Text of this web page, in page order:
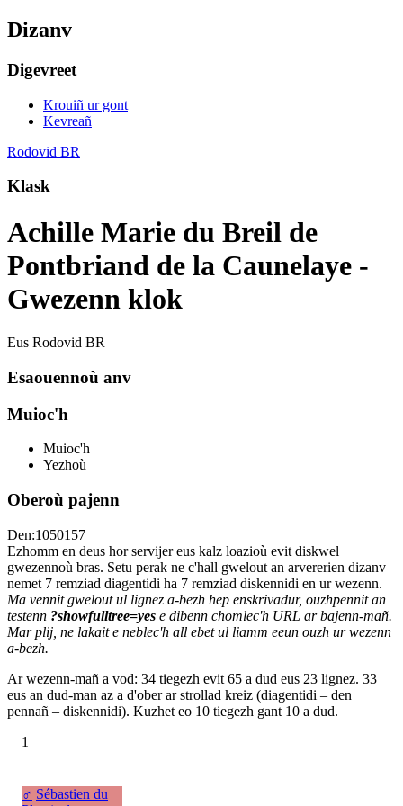
Dizanv
Digevreet
Krouiñ ur gont
Kevreañ
Rodovid BR
Klask
Achille Marie du Breil de
Pontbriand de la Caunelaye -
Gwezenn klok
Eus Rodovid BR
Esaouennoù anv
Muioc'h
Muioc'h
Yezhoù
Oberoù pajenn
Den:1050157
Ezhomm en deus hor servijer eus kalz loazioù evit diskwel
gwezennoù bras. Setu perak ne c'hall gwelout an arvererien dizanv
nemet 7 remziad diagentidi ha 7 remziad diskennidi en ur wezenn.
Ma vennit gwelout ul lignez a-bezh hep enskrivadur, ouzhpennit an
testenn ?showfulltree=yes e dibenn chomlec'h URL ar bajenn-mañ.
Mar plij, ne lakait e neblec'h all ebet ul liamm eeun ouzh ur wezenn
a-bezh.
Ar wezenn-mañ a vod: 34 tiegezh evit 65 a dud eus 23 lignez. 33
eus an dud-man az a d'ober ar strollad kreiz (diagentidi – den
pennañ – diskennidi). Kuzhet eo 10 tiegezh gant 10 a dud.
1
♂ Sébastien du